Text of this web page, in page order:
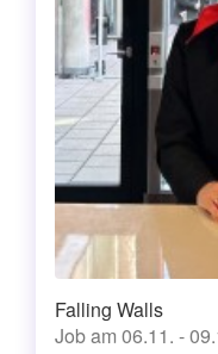
Falling Walls
Job am 06.11. -